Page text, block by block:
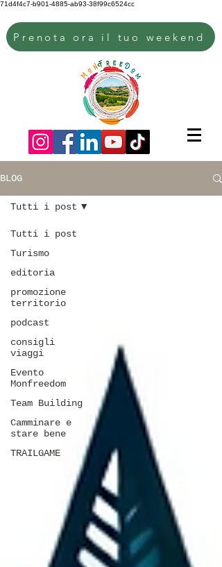
71d4f4c7-b901-4885-ab93-38f99c6524cc
Prenota ora il tuo weekend
BLOG
Tutti i post
Turismo
editoria
promozione
territorio
podcast
consigli
viaggi
Evento
Monfreedom
Team Building
Camminare e
stare bene
TRAILGAME
Tutti i post